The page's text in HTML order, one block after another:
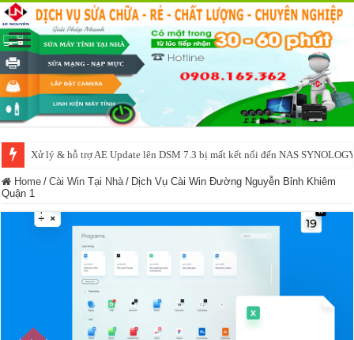
Xử lý & hỗ trợ AE Update lên DSM 7.3 bị mất kết nối đến NAS
NAS IO DATA N3160 2BAY 4BAY – chạy SYNOLOGY, OMV, CASA
Home / Cài Win Tại Nhà / Dịch Vụ Cài Win Đường Nguyễn Bỉnh Khiêm
Quận 1